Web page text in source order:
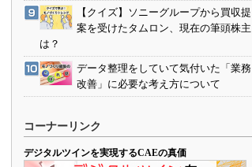
【クイズ】ソニーグループから買収提
案を受けたタムロン、現在の筆頭株主
は？
データ整理をしていて気付いた「業務
改善」に必要な考え方について
コーナーリンク
デジタルツインを実現するCAEの真価